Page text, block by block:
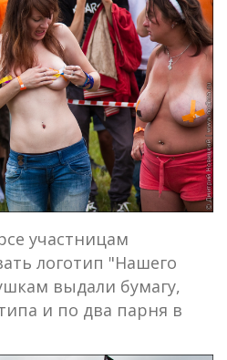
участницам
логотип "Нашего
выдали бумагу,
и по два парня в